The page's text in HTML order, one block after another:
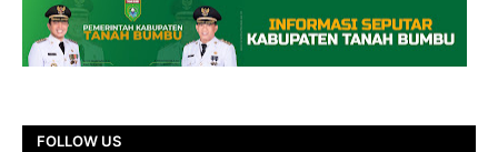
FOLLOW US